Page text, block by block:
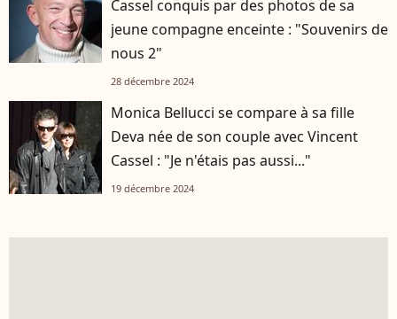
Cassel conquis par des photos de sa
jeune compagne enceinte : "Souvenirs de
nous 2"
28 décembre 2024
Monica Bellucci se compare à sa fille
Deva née de son couple avec Vincent
Cassel : "Je n'étais pas aussi..."
19 décembre 2024